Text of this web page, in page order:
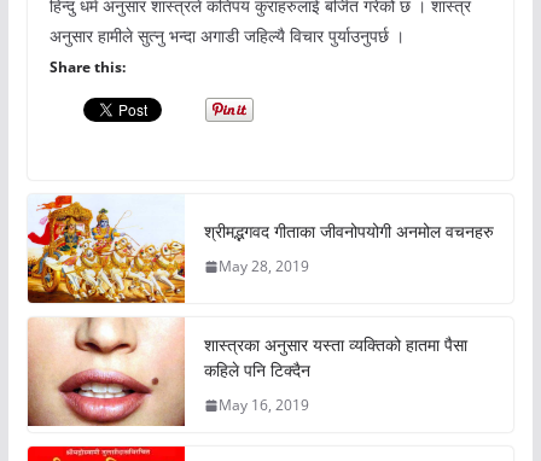
हिन्दु धर्म अनुसार शास्त्रले कतिपय कुराहरुलाई बर्जित गरेको छ । शास्त्र
अनुसार हामीले सुत्नु भन्दा अगाडी जहिल्यै विचार पुर्याउनुपर्छ ।
Share this:
श्रीमद्भगवद गीताका जीवनोपयोगी अनमोल वचनहरु
May 28, 2019
शास्त्रका अनुसार यस्ता व्यक्तिको हातमा पैसा
कहिले पनि टिक्दैन
May 16, 2019